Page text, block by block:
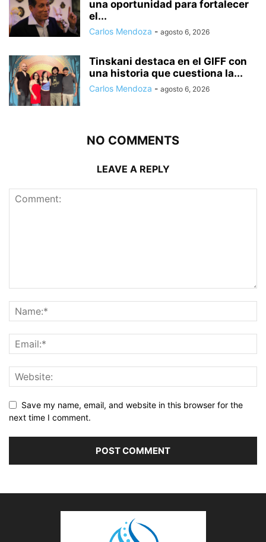
una oportunidad para fortalecer
el...
Carlos Mendoza - agosto 6, 2026
Tinskani destaca en el GIFF con
una historia que cuestiona la...
Carlos Mendoza - agosto 6, 2026
NO COMMENTS
LEAVE A REPLY
Save my name, email, and website in this browser for the
next time I comment.